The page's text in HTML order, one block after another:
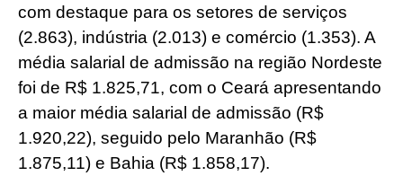
com destaque para os setores de serviços
(2.863), indústria (2.013) e comércio (1.353). A
média salarial de admissão na região Nordeste
foi de R$ 1.825,71, com o Ceará apresentando
a maior média salarial de admissão (R$
1.920,22), seguido pelo Maranhão (R$
1.875,11) e Bahia (R$ 1.858,17).